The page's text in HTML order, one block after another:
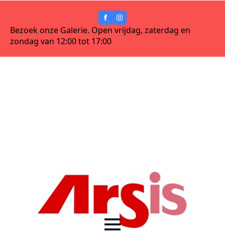
Bezoek onze Galerie. Open vrijdag, zaterdag en
zondag van 12:00 tot 17:00